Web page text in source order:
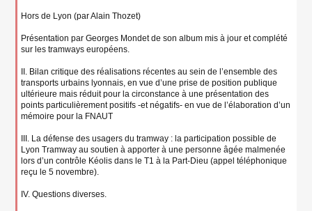
Hors de Lyon (par Alain Thozet)
Présentation par Georges Mondet de son album mis à jour et complété
sur les tramways européens.
II. Bilan critique des réalisations récentes au sein de l’ensemble des
transports urbains lyonnais, en vue d’une prise de position publique
ultérieure mais réduit pour la circonstance à une présentation des
points particulièrement positifs -et négatifs- en vue de l’élaboration d’un
mémoire pour la FNAUT
III. La défense des usagers du tramway : la participation possible de
Lyon Tramway au soutien à apporter à une personne âgée malmenée
lors d’un contrôle Kéolis dans le T1 à la Part-Dieu (appel téléphonique
reçu le 5 novembre).
IV. Questions diverses.